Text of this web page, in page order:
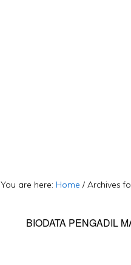
You are here: Home / Archives
BIODATA PENGADIL